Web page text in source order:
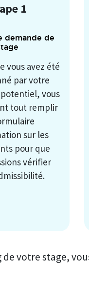
1
demande de
vous avez été
par votre
vous
tout remplir
sur les
pour que
vérifier
votre stage,